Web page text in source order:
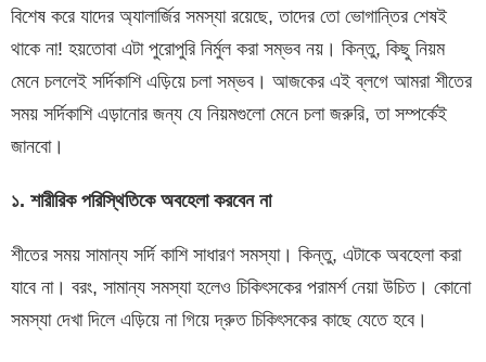
বিশেষ করে যাদের অ্যালার্জির সমস্যা রয়েছে, তাদের তো ভোগান্তির শেষই
থাকে না! হয়তোবা এটা পুরোপুরি নির্মুল করা সম্ভব নয়। কিন্তু, কিছু নিয়ম
মেনে চললেই সর্দিকাশি এড়িয়ে চলা সম্ভব। আজকের এই ব্লগে আমরা শীতের
সময় সর্দিকাশি এড়ানোর জন্য যে নিয়মগুলো মেনে চলা জরুরি, তা সম্পর্কেই
জানবো।
১. শারীরিক পরিস্থিতিকে অবহেলা করবেন না
শীতের সময় সামান্য সর্দি কাশি সাধারণ সমস্যা। কিন্তু, এটাকে অবহেলা করা
যাবে না। বরং, সামান্য সমস্যা হলেও চিকিৎসকের পরামর্শ নেয়া উচিত। কোনো
সমস্যা দেখা দিলে এড়িয়ে না গিয়ে দ্রুত চিকিৎসকের কাছে যেতে হবে।